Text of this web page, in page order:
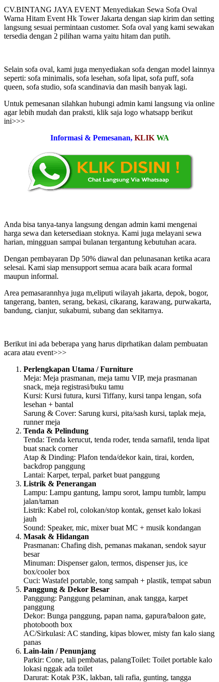
CV.BINTANG JAYA EVENT Menyediakan Sewa Sofa Oval
Warna Hitam Event Hk Tower Jakarta dengan siap kirim dan setting
langsung sesuai permintaan customer. Sofa oval yang kami sewakan
tersedia dengan 2 pilihan warna yaitu hitam dan putih.
Selain sofa oval, kami juga menyediakan sofa dengan model lainnya
seperti: sofa minimalis, sofa lesehan, sofa lipat, sofa puff, sofa
queen, sofa studio, sofa scandinavia dan masih banyak lagi.
Untuk pemesanan silahkan hubungi admin kami langsung via online
agar lebih mudah dan praksti, klik saja logo whatsapp berikut
ini>>>
Informasi & Pemesanan, KLIK WA
Anda bisa tanya-tanya langsung dengan admin kami mengenai
harga sewa dan ketersediaan stoknya. Kami juga melayani sewa
harian, mingguan sampai bulanan tergantung kebutuhan acara.
Dengan pembayaran Dp 50% diawal dan pelunasanan ketika acara
selesai. Kami siap mensupport semua acara baik acara formal
maupun informal.
Area pemasarannhya juga m,eliputi wilayah jakarta, depok, bogor,
tangerang, banten, serang, bekasi, cikarang, karawang, purwakarta,
bandung, cianjur, sukabumi, subang dan sekitarnya.
Berikut ini ada beberapa yang harus diprhatikan dalam pembuatan
acara atau event>>>
Perlengkapan Utama / Furniture
Meja: Meja prasmanan, meja tamu VIP, meja prasmanan
snack, meja registrasi/buku tamu
Kursi: Kursi futura, kursi Tiffany, kursi tanpa lengan, sofa
lesehan + bantal
Sarung & Cover: Sarung kursi, pita/sash kursi, taplak meja,
runner meja
Tenda & Pelindung
Tenda: Tenda kerucut, tenda roder, tenda sarnafil, tenda lipat
buat snack corner
Atap & Dinding: Plafon tenda/dekor kain, tirai, korden,
backdrop panggung
Lantai: Karpet, terpal, parket buat panggung
Listrik & Penerangan
Lampu: Lampu gantung, lampu sorot, lampu tumblr, lampu
jalan/taman
Listrik: Kabel rol, colokan/stop kontak, genset kalo lokasi
jauh
Sound: Speaker, mic, mixer buat MC + musik kondangan
Masak & Hidangan
Prasmanan: Chafing dish, pemanas makanan, sendok sayur
besar
Minuman: Dispenser galon, termos, dispenser jus, ice
box/cooler box
Cuci: Wastafel portable, tong sampah + plastik, tempat sabun
Panggung & Dekor Besar
Panggung: Panggung pelaminan, anak tangga, karpet
panggung
Dekor: Bunga panggung, papan nama, gapura/baloon gate,
photobooth box
AC/Sirkulasi: AC standing, kipas blower, misty fan kalo siang
panas
Lain-lain / Penunjang
Parkir: Cone, tali pembatas, palangToilet: Toilet portable kalo
lokasi nggak ada toilet
Darurat: Kotak P3K, lakban, tali rafia, gunting, tangga